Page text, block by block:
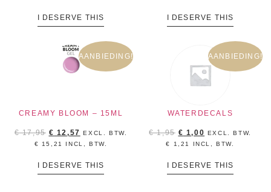
I DESERVE THIS I DESERVE THIS
AANBIEDING!
CREAMY BLOOM – 15ML
€17,95 € 12,57 EXCL. BTW.
€
15,21 INCL, BTW.
I DESERVE THIS
AANBIEDING!
WATERDECALS
€1,95 € 1,00 EXCL. BTW.
€
1,21 INCL, BTW.
I DESERVE THIS